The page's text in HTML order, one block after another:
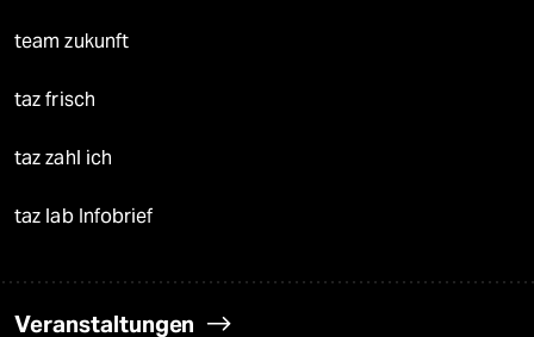
team zukunft
taz frisch
taz zahl ich
taz lab Infobrief
Veranstaltungen